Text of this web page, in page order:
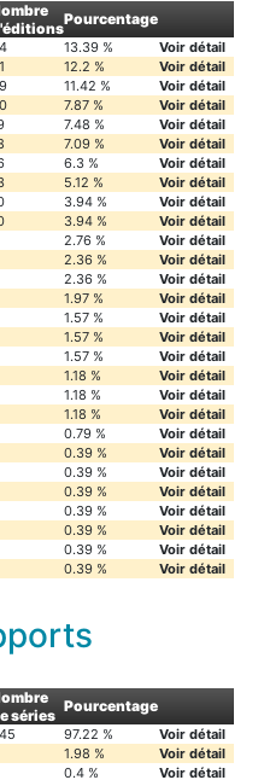
Pourcentage
13.39 %
Voir détail
12.2 %
Voir détail
11.42 %
Voir détail
7.87 %
Voir détail
7.48 %
Voir détail
7.09 %
Voir détail
6.3 %
Voir détail
5.12 %
Voir détail
3.94 %
Voir détail
3.94 %
Voir détail
2.76 %
Voir détail
2.36 %
Voir détail
2.36 %
Voir détail
1.97 %
Voir détail
1.57 %
Voir détail
1.57 %
Voir détail
1.57 %
Voir détail
1.18 %
Voir détail
1.18 %
Voir détail
1.18 %
Voir détail
0.79 %
Voir détail
0.39 %
Voir détail
0.39 %
Voir détail
0.39 %
Voir détail
0.39 %
Voir détail
0.39 %
Voir détail
0.39 %
Voir détail
0.39 % Voir détail
séries
Pourcentage
97.22 %
Voir détail
1.98 %
Voir détail
0.4 %
Voir détail